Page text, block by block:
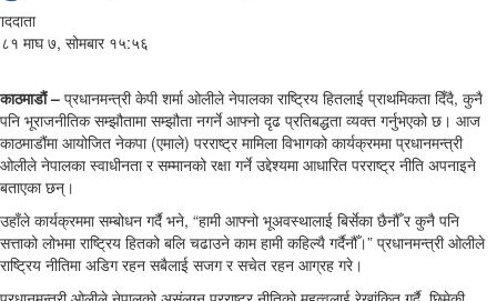
माघ ७, सोमबार १५:५६
काठमाडौं – प्रधानमन्त्री केपी शर्मा ओलीले नेपालका राष्ट्रिय हितलाई प्राथमिकता दिँदै, कुनै
पनि भूराजनीतिक सम्झौतामा सम्झौता नगर्ने आफ्नो दृढ प्रतिबद्धता व्यक्त गर्नुभएको छ। आज
काठमाडौंमा आयोजित नेकपा (एमाले) परराष्ट्र मामिला विभागको कार्यक्रममा प्रधानमन्त्री
ओलीले नेपालका स्वाधीनता र सम्मानको रक्षा गर्ने उद्देश्यमा आधारित परराष्ट्र नीति अपनाइने
बताएका छन्।
उहाँले कार्यक्रममा सम्बोधन गर्दै भने, “हामी आफ्नो भूअवस्थालाई बिर्सेका छैनौँ र कुनै पनि
सत्ताको लोभमा राष्ट्रिय हितको बलि चढाउने काम हामी कहिल्यै गर्दैनौँ।” प्रधानमन्त्री ओलीले
राष्ट्रिय नीतिमा अडिग रहन सबैलाई सजग र सचेत रहन आग्रह गरे।